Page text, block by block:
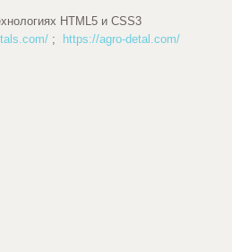
HTML5 и CSS3
; https://agro-detal.com/